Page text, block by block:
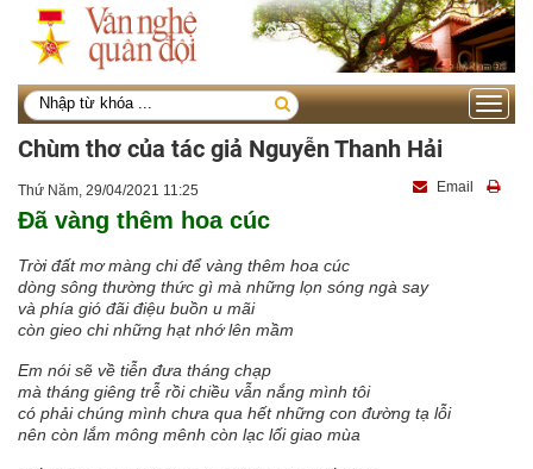
Toggle
Chùm thơ của tác giả Nguyễn Thanh Hải
Thứ Năm, 29/04/2021 11:25 Email
Đã vàng thêm hoa cúc
Trời đất mơ màng chi để vàng thêm hoa cúc
dòng sông thường thức gì mà những lọn sóng ngà say
và phía gió đãi điệu buồn u mãi
còn gieo chi những hạt nhớ lên mầm
Em nói sẽ về tiễn đưa tháng chạp
mà tháng giêng trễ rồi chiều vẫn nắng mình tôi
có phải chúng mình chưa qua hết những con đường tạ lỗi
nên còn lắm mông mênh còn lạc lối giao mùa